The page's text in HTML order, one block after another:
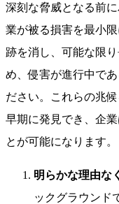
深刻な脅威となる前
業が被る損害を最小
跡を消し、可能な限
め、侵害が進行中で
ださい。これらの兆
早期に発見でき、企
とが可能になります。
明らかな理由な
ックグラウンド